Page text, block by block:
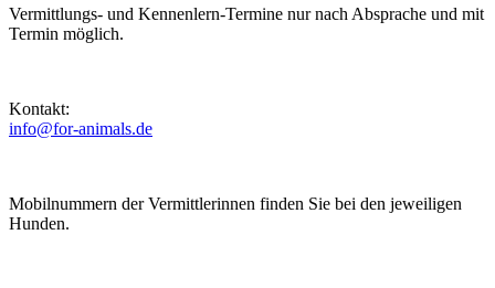
Vermittlungs- und Kennenlern-Termine nur nach Absprache und mit
Termin möglich.
Kontakt:
info@for-animals.de
Mobilnummern der Vermittlerinnen finden Sie bei den jeweiligen
Hunden.